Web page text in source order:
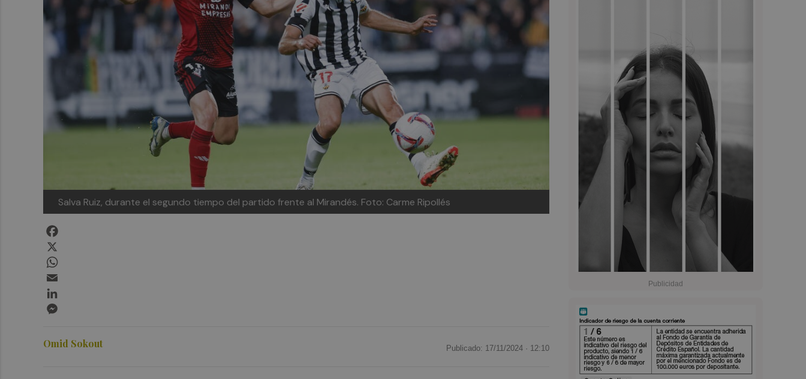
Salva Ruiz, durante el segundo tiempo del partido frente al Mirandés. Foto: Carme Ripollés
Omid Sokout Publicado: 17/11/2024 · 12:10